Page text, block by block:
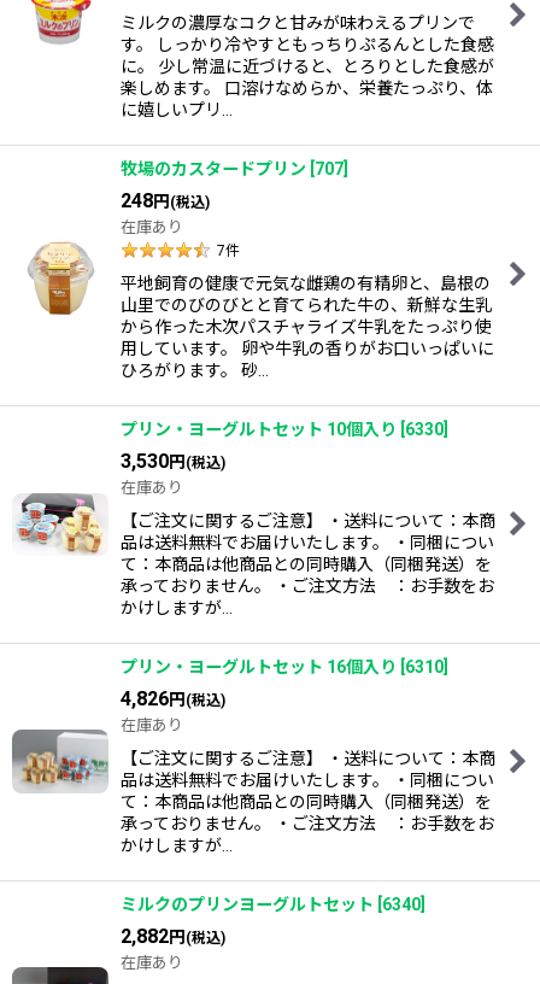
ミルクの濃厚なコクと甘みが味わえるプリンで
す。 しっかり冷やすともっちりぷるんとした食感
に。 少し常温に近づけると、とろりとした食感が
楽しめます。 口溶けなめらか、栄養たっぷり、体
に嬉しいプリ…
牧場のカスタードプリン 707
248円 (税込)
在庫あり
7件
平地飼育の健康で元気な雌鶏の有精卵と、島根の
山里でのびのびとと育てられた牛の、新鮮な生乳
から作った木次パスチャライズ牛乳をたっぷり使
用しています。 卵や牛乳の香りがお口いっぱいに
ひろがります。 砂…
プリン・ヨーグルトセット 10個入り 6330
3,530円 (税込)
在庫あり
【ご注文に関するご注意】 ・送料について：本商
品は送料無料でお届けいたします。 ・同梱につい
て：本商品は他商品との同時購入（同梱発送）を
承っておりません。 ・ご注文方法 ：お手数をお
かけしますが…
プリン・ヨーグルトセット 16個入り 6310
4,826円 (税込)
在庫あり
【ご注文に関するご注意】 ・送料について：本商
品は送料無料でお届けいたします。 ・同梱につい
て：本商品は他商品との同時購入（同梱発送）を
承っておりません。 ・ご注文方法 ：お手数をお
かけしますが…
ミルクのプリンヨーグルトセット 6340
2,882円 (税込)
在庫あり